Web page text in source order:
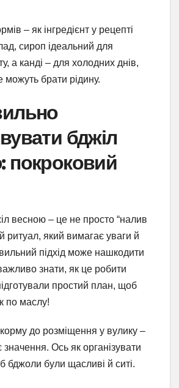
– як інгредієнт у рецепті
сироп ідеальний для
а канді – для холодних днів,
можуть брати рідину.
бджіл
покроковий
весною – це не просто “налив
ритуал, який вимагає уваги й
підхід може нашкодити
знати, як це робити
простий план, щоб
по маслу!
корму до розміщення у вулику –
Ось як організувати
бджоли були щасливі й ситі.